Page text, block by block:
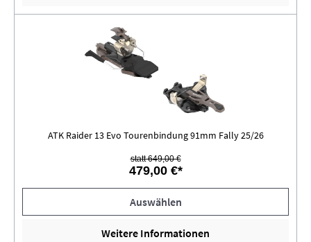
ATK Raider 13 Evo Tourenbindung 91mm Fally 25/26
statt 649,00 €
479,00 €*
Auswählen
Weitere Informationen